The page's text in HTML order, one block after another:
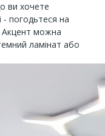
ви хочете
- погодьтеся на
Акцент можна
ламінат або